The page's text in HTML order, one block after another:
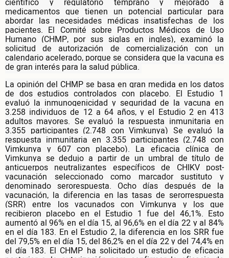
medicamentos que tienen un potencial particular para
abordar las necesidades médicas insatisfechas de los
pacientes. El Comité sobre Productos Médicos de Uso
Humano (CHMP, por sus siglas en ingles), examinó la
solicitud de autorización de comercialización con un
calendario acelerado, porque se considera que la vacuna es
de gran interés para la salud pública.
La opinión del CHMP se basa en gran medida en los datos
de dos estudios controlados con placebo. El Estudio 1
evaluó la inmunogenicidad y seguridad de la vacuna en
3.258 individuos de 12 a 64 años, y el Estudio 2 en 413
adultos mayores. Se evaluó la respuesta inmunitaria en
3.355 participantes (2.748 con Vimkunya) Se evaluó la
respuesta inmunitaria en 3.355 participantes (2.748 con
Vimkunya y 607 con placebo). La eficacia clínica de
Vimkunya se dedujo a partir de un umbral de título de
anticuerpos neutralizantes específicos de CHIKV post-
vacunación seleccionado como marcador sustituto y
denominado serorespuesta. Ocho días después de la
vacunación, la diferencia en las tasas de serorrespuesta
(SRR) entre los vacunados con Vimkunya y los que
recibieron placebo en el Estudio 1 fue del 46,1%. Esto
aumentó al 96% en el día 15, al 96,6% en el día 22 y al 84%
en el día 183. En el Estudio 2, la diferencia en los SRR fue
del 79,5% en el día 15, del 86,2% en el día 22 y del 74,4% en
el día 183. El CHMP ha solicitado un estudio de eficacia